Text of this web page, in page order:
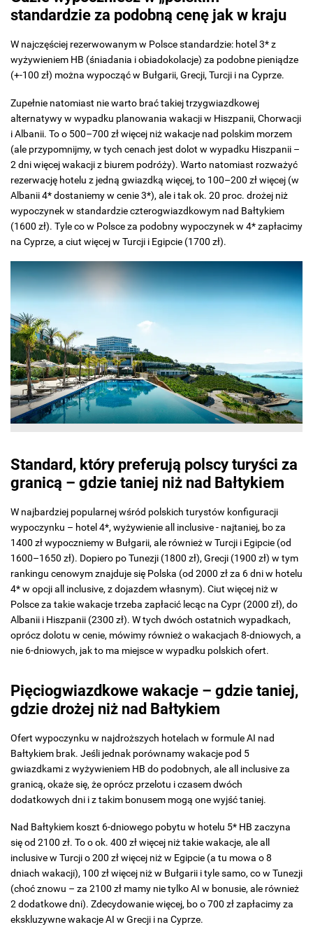
standardzie za podobną cenę jak w kraju
W najczęściej rezerwowanym w Polsce standardzie: hotel 3* z
wyżywieniem HB (śniadania i obiadokolacje) za podobne pieniądze
(+-100 zł) można wypocząć w Bułgarii, Grecji, Turcji i na Cyprze.
Zupełnie natomiast nie warto brać takiej trzygwiazdkowej
alternatywy w wypadku planowania wakacji w Hiszpanii, Chorwacji
i Albanii. To o 500–700 zł więcej niż wakacje nad polskim morzem
(ale przypomnijmy, w tych cenach jest dolot w wypadku Hiszpanii –
2 dni więcej wakacji z biurem podróży). Warto natomiast rozważyć
rezerwację hotelu z jedną gwiazdką więcej, to 100–200 zł więcej (w
Albanii 4* dostaniemy w cenie 3*), ale i tak ok. 20 proc. drożej niż
wypoczynek w standardzie czterogwiazdkowym nad Bałtykiem
(1600 zł). Tyle co w Polsce za podobny wypoczynek w 4* zapłacimy
na Cyprze, a ciut więcej w Turcji i Egipcie (1700 zł).
Standard, który preferują polscy turyści za
granicą – gdzie taniej niż nad Bałtykiem
W najbardziej popularnej wśród polskich turystów konfiguracji
wypoczynku – hotel 4*, wyżywienie all inclusive - najtaniej, bo za
1400 zł wypoczniemy w Bułgarii, ale również w Turcji i Egipcie (od
1600–1650 zł). Dopiero po Tunezji (1800 zł), Grecji (1900 zł) w tym
rankingu cenowym znajduje się Polska (od 2000 zł za 6 dni w hotelu
4* w opcji all inclusive, z dojazdem własnym). Ciut więcej niż w
Polsce za takie wakacje trzeba zapłacić lecąc na Cypr (2000 zł), do
Albanii i Hiszpanii (2300 zł). W tych dwóch ostatnich wypadkach,
oprócz dolotu w cenie, mówimy również o wakacjach 8-dniowych, a
nie 6-dniowych, jak to ma miejsce w wypadku polskich ofert.
Pięciogwiazdkowe wakacje – gdzie taniej,
gdzie drożej niż nad Bałtykiem
Ofert wypoczynku w najdroższych hotelach w formule AI nad
Bałtykiem brak. Jeśli jednak porównamy wakacje pod 5
gwiazdkami z wyżywieniem HB do podobnych, ale all inclusive za
granicą, okaże się, że oprócz przelotu i czasem dwóch
dodatkowych dni i z takim bonusem mogą one wyjść taniej.
Nad Bałtykiem koszt 6-dniowego pobytu w hotelu 5* HB zaczyna
się od 2100 zł. To o ok. 400 zł więcej niż takie wakacje, ale all
inclusive w Turcji o 200 zł więcej niż w Egipcie (a tu mowa o 8
dniach wakacji), 100 zł więcej niż w Bułgarii i tyle samo, co w Tunezji
(choć znowu – za 2100 zł mamy nie tylko AI w bonusie, ale również
2 dodatkowe dni). Zdecydowanie więcej, bo o 700 zł zapłacimy za
ekskluzywne wakacje AI w Grecji i na Cyprze.